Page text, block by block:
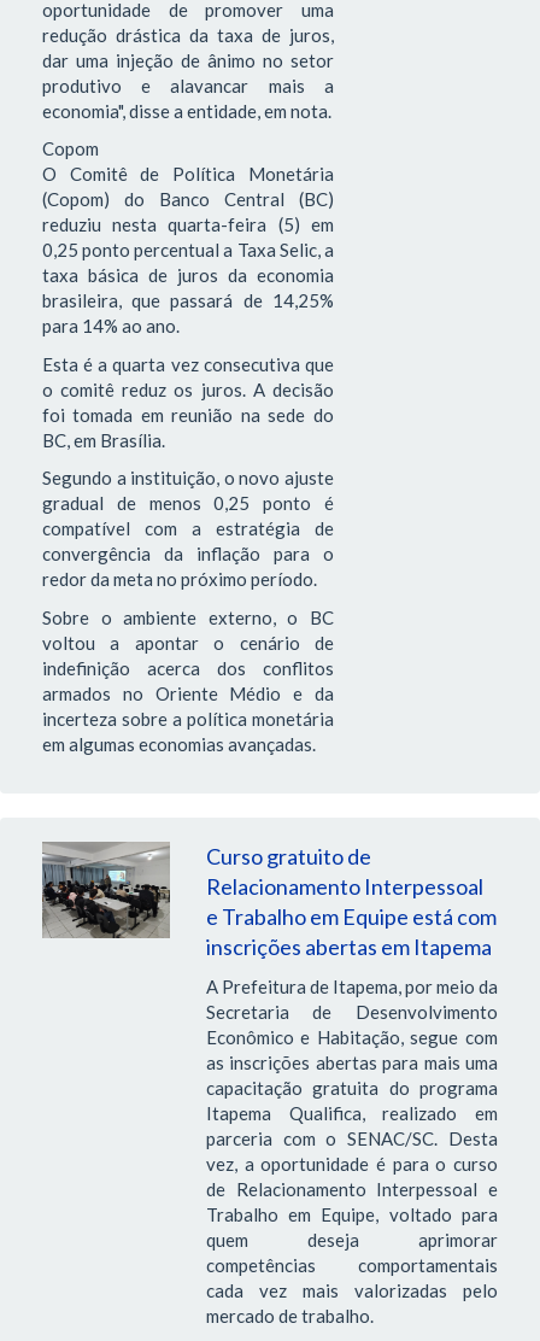
oportunidade de promover uma
redução drástica da taxa de juros,
dar uma injeção de ânimo no setor
produtivo e alavancar mais a
economia", disse a entidade, em nota.
Copom
O Comitê de Política Monetária
(Copom) do Banco Central (BC)
reduziu nesta quarta-feira (5) em
0,25 ponto percentual a Taxa Selic, a
taxa básica de juros da economia
brasileira, que passará de 14,25%
para 14% ao ano.
Esta é a quarta vez consecutiva que
o comitê reduz os juros. A decisão
foi tomada em reunião na sede do
BC, em Brasília.
Segundo a instituição, o novo ajuste
gradual de menos 0,25 ponto é
compatível com a estratégia de
convergência da inflação para o
redor da meta no próximo período.
Sobre o ambiente externo, o BC
voltou a apontar o cenário de
indefinição acerca dos conflitos
armados no Oriente Médio e da
incerteza sobre a política monetária
em algumas economias avançadas.
Curso gratuito de
Relacionamento Interpessoal
e Trabalho em Equipe está com
inscrições abertas em Itapema
A Prefeitura de Itapema, por meio da
Secretaria de Desenvolvimento
Econômico e Habitação, segue com
as inscrições abertas para mais uma
capacitação gratuita do programa
Itapema Qualifica, realizado em
parceria com o SENAC/SC. Desta
vez, a oportunidade é para o curso
de Relacionamento Interpessoal e
Trabalho em Equipe, voltado para
quem deseja aprimorar
competências comportamentais
cada vez mais valorizadas pelo
mercado de trabalho.